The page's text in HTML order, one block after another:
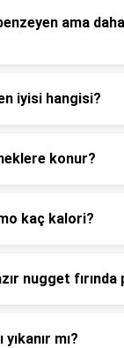
ama
iyisi hangisi?
konur?
kaç kalori?
nugget fırında
mı?